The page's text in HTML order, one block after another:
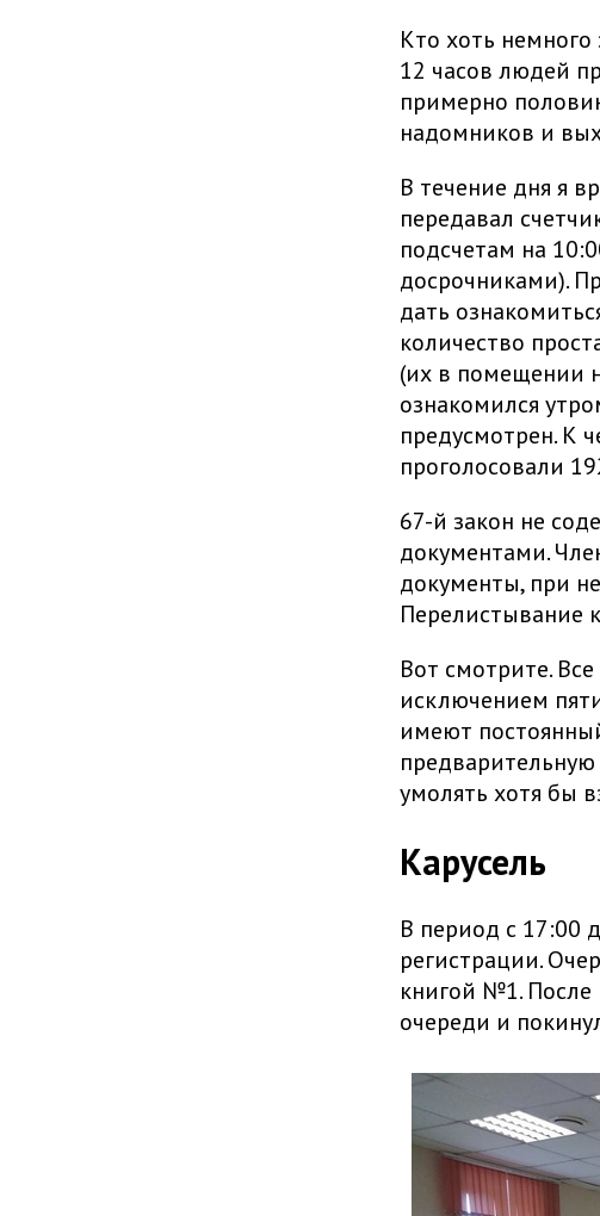
Кто хоть
12 часов людей
примерно
надомников и
В течение дня я
передавал
подсчетам на
досрочниками).
дать
количество
(их в помещении
ознакомился
предусмотрен. К
проголосовали
67-й закон не
документами.
документы, при
Перелистывание
Вот смотрите.
исключением
имеют
умолять хотя бы
Карусель
В период с 17:00
регистрации.
книгой №1.
очереди и